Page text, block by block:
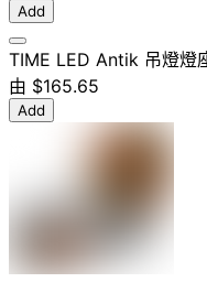
Add
TIME LED Antik 吊燈燈
由 $165.65
Add